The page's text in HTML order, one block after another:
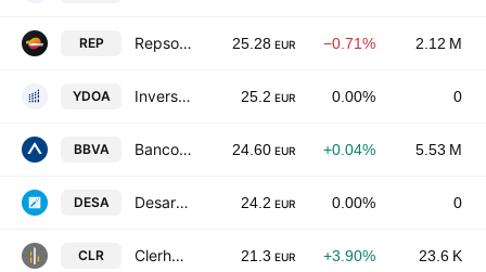
REP Repsol SA 25.28 EUR −0.71% 2.12 M
YDOA Inversiones Doalca SOCIMI SA 25.2 EUR 0.00% 0
BBVA Banco Bilbao Vizcaya Argentaria, S.A. 24.60 EUR +0.04% 5.53 M
DESA Desarrollos Especialos de Sistomas de Anclajo, S.A. 24.2 EUR 0.00% 0
CLR Clerhp Estructuras SA 21.3 EUR +3.90% 23.6 K